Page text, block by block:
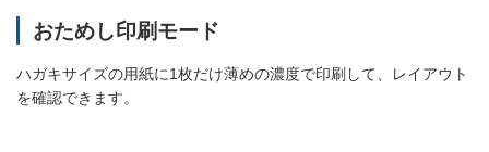
おためし印刷モード
ハガキサイズの用紙に1枚だけ薄めの濃度で印刷して、レイアウト
を確認できます。